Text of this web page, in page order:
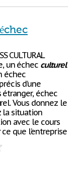
CULTURAL
un échec culturel
échec
d’une
échec
Vous donnez le
la situation
avec le cours
que l’entreprise